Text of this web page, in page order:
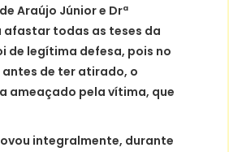
Araújo Júnior e Drª
afastar todas as teses da
de legítima defesa, pois no
de ter atirado, o
ameaçado pela vítima, que
integralmente, durante